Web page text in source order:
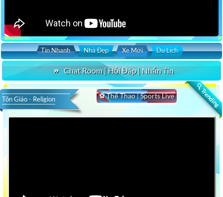
Tin Nhanh Nhà Đẹp Xe Mới Du Lịch
Chat Room | Hỏi Đáp | Nhắn Tin
🔍 Trending
⚽ Thể Thao | Sports Live
Tôn Giáo - Religion